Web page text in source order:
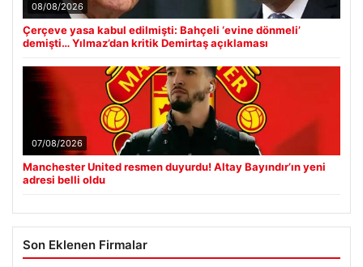
08/08/2026
Çerçeve yasa kabul edilmişti: Bahçeli ‘evine dönmeli’
demişti… Yılmaz’dan kritik Demirtaş açıklaması
07/08/2026
Manchester United resmen duyurdu! Altay Bayındır’ın yeni
adresi belli oldu
Son Eklenen Firmalar